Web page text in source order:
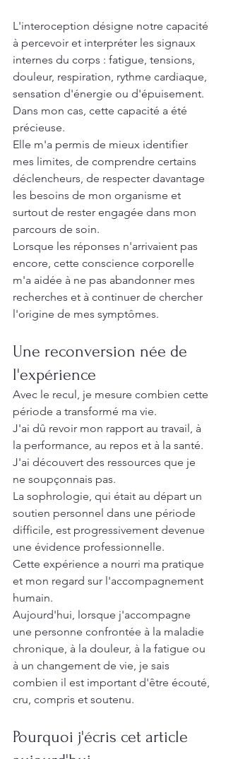
L'interoception désigne notre capacité
à percevoir et interpréter les signaux
internes du corps : fatigue, tensions,
douleur, respiration, rythme cardiaque,
sensation d'énergie ou d'épuisement.
Dans mon cas, cette capacité a été
précieuse.
Elle m'a permis de mieux identifier
mes limites, de comprendre certains
déclencheurs, de respecter davantage
les besoins de mon organisme et
surtout de rester engagée dans mon
parcours de soin.
Lorsque les réponses n'arrivaient pas
encore, cette conscience corporelle
m'a aidée à ne pas abandonner mes
recherches et à continuer de chercher
l'origine de mes symptômes.
Une reconversion née de
l'expérience
Avec le recul, je mesure combien cette
période a transformé ma vie.
J'ai dû revoir mon rapport au travail, à
la performance, au repos et à la santé.
J'ai découvert des ressources que je
ne soupçonnais pas.
La sophrologie, qui était au départ un
soutien personnel dans une période
difficile, est progressivement devenue
une évidence professionnelle.
Cette expérience a nourri ma pratique
et mon regard sur l'accompagnement
humain.
Aujourd'hui, lorsque j'accompagne
une personne confrontée à la maladie
chronique, à la douleur, à la fatigue ou
à un changement de vie, je sais
combien il est important d'être écouté,
cru, compris et soutenu.
Pourquoi j'écris cet article